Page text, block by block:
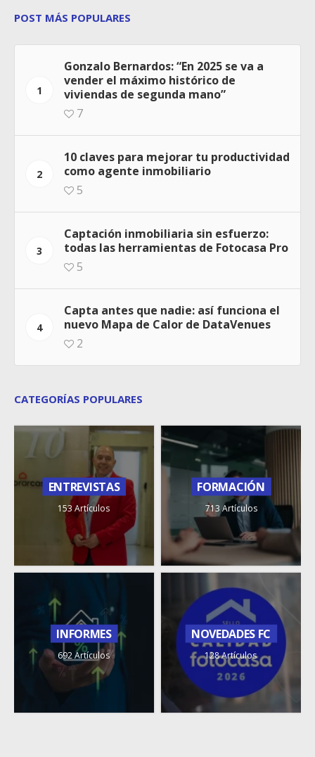
POST MÁS POPULARES
1
Gonzalo Bernardos: “En 2025 se va a
vender el máximo histórico de
viviendas de segunda mano”
7
2
10 claves para mejorar tu productividad
como agente inmobiliario
5
3
Captación inmobiliaria sin esfuerzo:
todas las herramientas de Fotocasa Pro
5
4
Capta antes que nadie: así funciona el
nuevo Mapa de Calor de DataVenues
2
CATEGORÍAS POPULARES
ENTREVISTAS
153 Artículos
FORMACIÓN
713 Artículos
INFORMES
692 Artículos
NOVEDADES FC
128 Artículos